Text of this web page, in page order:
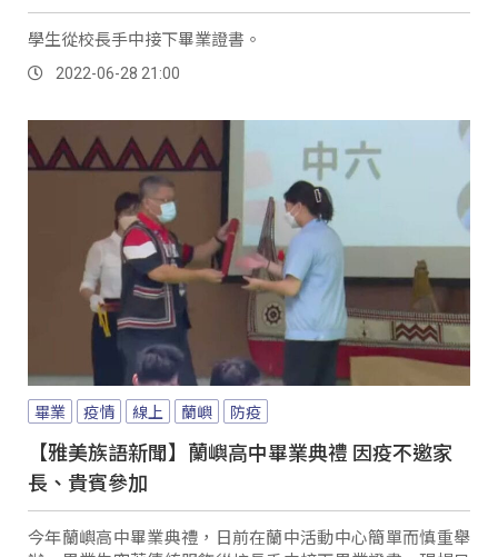
學生從校長手中接下畢業證書。
2022-06-28 21:00
畢業 疫情 線上 蘭嶼 防疫
【雅美族語新聞】蘭嶼高中畢業典禮 因疫不邀家
長、貴賓參加
今年蘭嶼高中畢業典禮，日前在蘭中活動中心簡單而慎重舉